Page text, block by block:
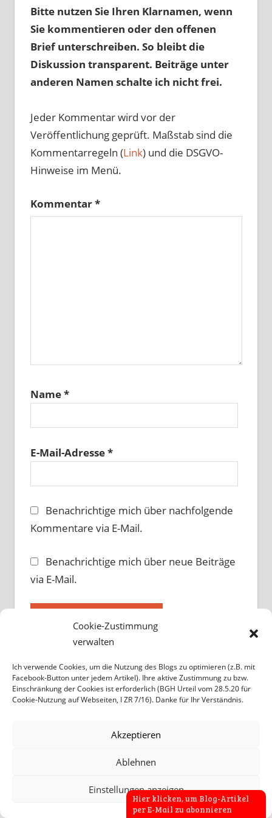
Cookie-Zustimmung
verwalten
Ich verwende Cookies, um die Nutzung des Blogs zu optimieren (z.B. mit
Facebook-Button unter jedem Artikel). Ihre aktive Zustimmung zu bzw.
Einschränkung der Cookies ist erforderlich (BGH Urteil vom 28.5.20 für
Cookie-Nutzung auf Webseiten, I ZR 7/16). Danke für Ihr Verständnis.
Akzeptieren
Ablehnen
Einstellungen anzeigen
Bitte nutzen Sie Ihren Klarnamen, wenn
Sie kommentieren oder den offenen
Brief unterschreiben. So bleibt die
Diskussion transparent. Beiträge unter
anderen Namen schalte ich nicht frei.
Jeder Kommentar wird vor der
Veröffentlichung geprüft. Maßstab sind die
Kommentarregeln (Link) und die DSGVO-
Hinweise im Menü.
Kommentar*
Name*
E-Mail-Adresse*
Benachrichtige mich über nachfolgende
Kommentare via E-Mail.
Benachrichtige mich über neue Beiträge
via E-Mail.
Spam zu reduzieren.Erfahre, wie deine
Kommentardaten verarbeitet werden.
Hier klicken, um Blog-Artikel
per E-Mail zu abonnieren